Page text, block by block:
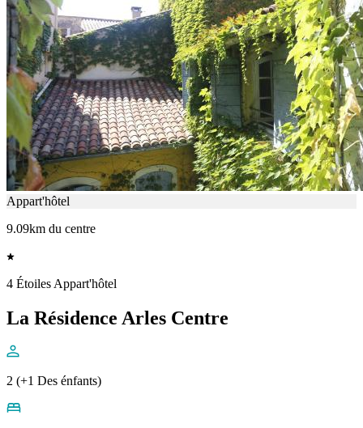
Appart'hôtel
9.09km du centre
4 Étoiles Appart'hôtel
La Résidence Arles Centre
2 (+1 Des énfants)